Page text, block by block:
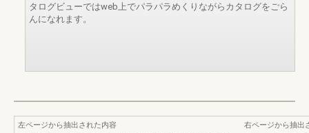
タログビューではweb上でパラパラめくりながらカタログをごら
んになれます。
左ページから抽出された内容
右ページから抽出